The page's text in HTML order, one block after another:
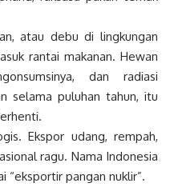
atau debu di lingkungan
rantai makanan. Hewan
dan radiasi
selama puluhan tahun, itu
Ekspor udang, rempah,
ragu. Nama Indonesia
“eksportir pangan nuklir”.